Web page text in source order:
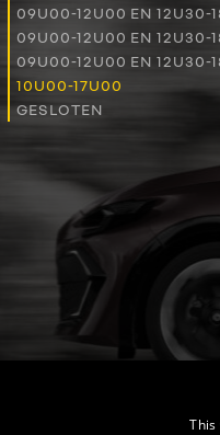
09U00-12U00 EN 12U30-
09U00-12U00 EN 12U30-
09U00-12U00 EN 12U30-
10U00-17U00
GESLOTEN